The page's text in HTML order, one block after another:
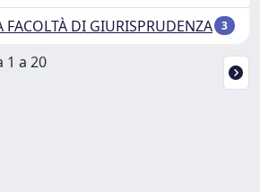
FACOLTÀ DI GIURISPRUDENZA 3
a 20